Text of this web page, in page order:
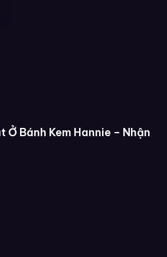
Ở Bánh Kem Hannie – Nhận